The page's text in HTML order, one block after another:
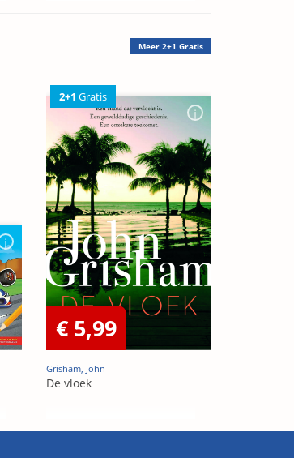
Meer 2+1 Gratis
2+1 Gratis
€ 5,99
Grisham, John
De vloek